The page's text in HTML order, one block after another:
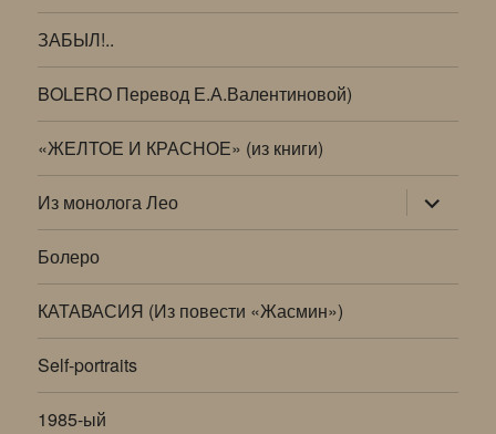
ЗАБЫЛ!..
BOLERO Перевод Е.А.Валентиновой)
«ЖЕЛТОЕ И КРАСНОЕ» (из книги)
Из монолога Лео раскрыть
дочернее
меню
Болеро
КАТАВАСИЯ (Из повести «Жасмин»)
Self-portraits
1985-ый